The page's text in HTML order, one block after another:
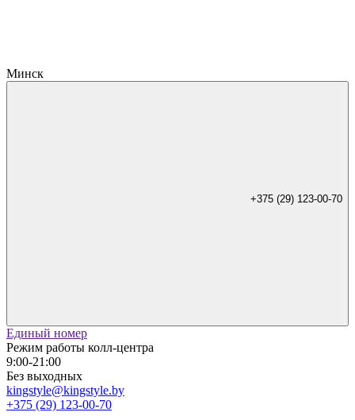
Минск
+375 (29) 123-00-70
Единый номер
Режим работы колл-центра
9:00-21:00
Без выходных
kingstyle@kingstyle.by
+375 (29) 123-00-70